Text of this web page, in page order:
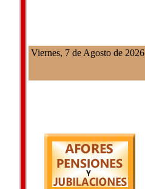
Viernes, 7 de Agosto de 2026